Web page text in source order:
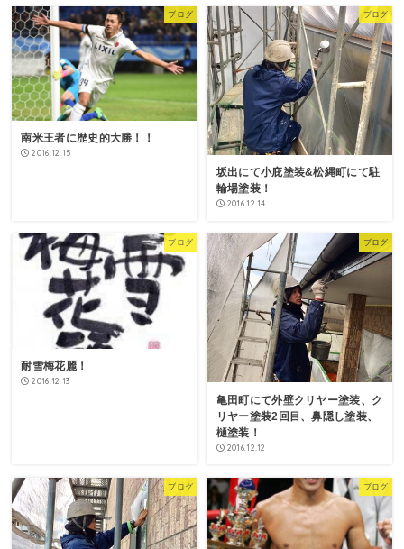
ブログ
南米王者に歴史的大勝！！
2016.12.15
ブログ
坂出にて小庇塗装&松縄町にて駐
輪場塗装！
2016.12.14
ブログ
耐雪梅花麗！
2016.12.13
ブログ
亀田町にて外壁クリヤー塗装、ク
リヤー塗装2回目、鼻隠し塗装、
樋塗装！
2016.12.12
ブログ ブログ